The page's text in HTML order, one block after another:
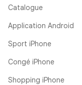
Catalogue
Application Android
Sport iPhone
Congé iPhone
Shopping iPhone